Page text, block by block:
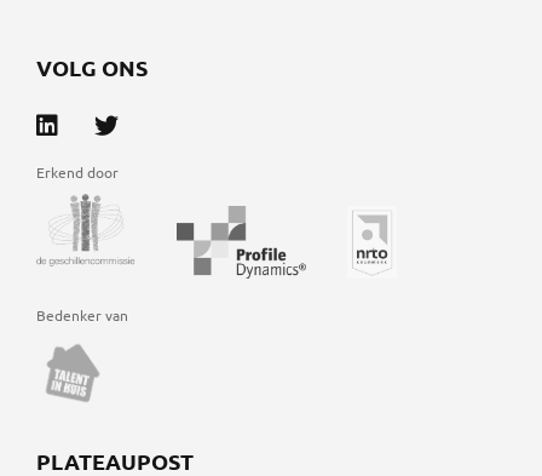
VOLG ONS
Erkend door
Bedenker van
PLATEAUPOST